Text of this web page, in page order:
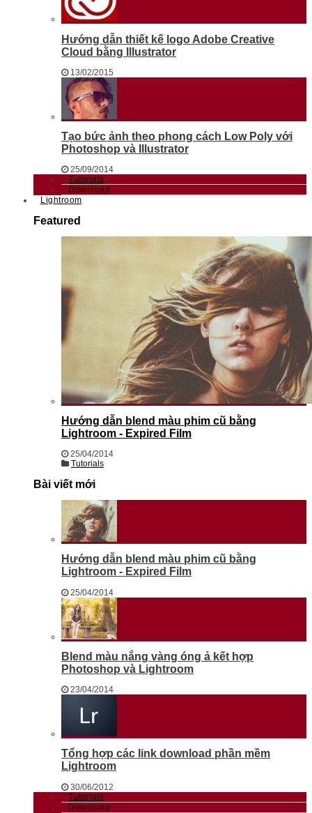
Hướng dẫn thiết kế logo Adobe Creative
Cloud bằng Illustrator
13/02/2015
Tạo bức ảnh theo phong cách Low Poly với
Photoshop và Illustrator
25/09/2014
Tutorials
Download
Lightroom
Featured
Hướng dẫn blend màu phim cũ bằng
Lightroom - Expired Film
25/04/2014
Tutorials
Bài viết mới
Hướng dẫn blend màu phim cũ bằng
Lightroom - Expired Film
25/04/2014
Blend màu nắng vàng óng ả kết hợp
Photoshop và Lightroom
23/04/2014
Tổng hợp các link download phần mềm
Lightroom
30/06/2012
Tutorials
Download